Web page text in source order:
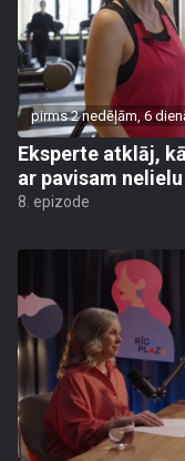
pirms 2 nedēļām, 6
Eksperte atklāj,
ar pavisam
8. epizode